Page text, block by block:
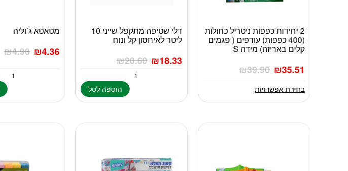
2 יחידות כפפות ניטריל כחולות
(400 כפפות) עודפים ( פגמים
קלים באריזה) מידה S
₪39.90 ₪35.51
למוצר
זה
יש
סוגים.
ניתן
לבחור
את
בעמוד
בחירת אפשרויות
דלי שטיפה מתקפל שייני 10
ליטר לאיחסון קל ונוח
₪20.60 ₪18.33
הוספה לסל
מטאטא ג’וליה
₪4.90 ₪4.36